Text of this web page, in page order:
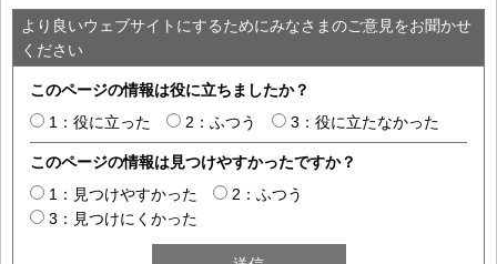
より良いウェブサイトにするためにみなさまのご意見をお聞かせ
ください
このページの情報は役に立ちましたか？
1：役に立った
2：ふつう 3：役に立たなかった
このページの情報は見つけやすかったですか？
1：見つけやすかった
2：ふつう
3：見つけにくかった